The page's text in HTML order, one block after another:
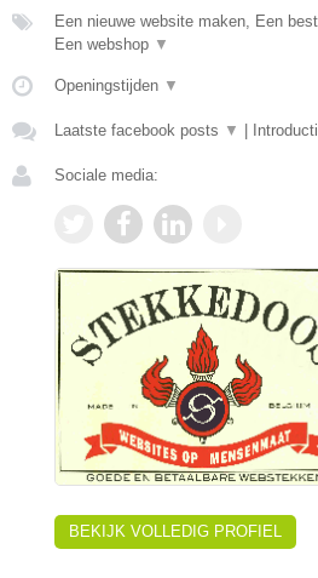
Een nieuwe website maken, Een
Een webshop ▼
Openingstijden ▼
Laatste facebook posts ▼ |
Sociale media:
BEKIJK VOLLEDIG PROFIEL